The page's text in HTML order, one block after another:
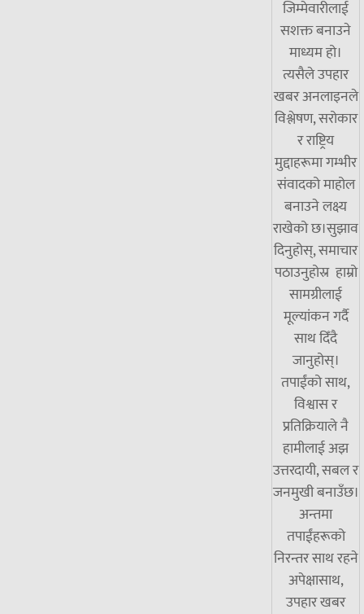
जिम्मेवारीलाई
सशक्त बनाउने
माध्यम हो।
त्यसैले उपहार
खबर अनलाइनले
विश्लेषण, सरोकार
र राष्ट्रिय
मुद्दाहरूमा गम्भीर
संवादको माहोल
बनाउने लक्ष्य
राखेको छ।सुझाव
दिनुहोस्, समाचार
पठाउनुहोस्र हाम्रो
सामग्रीलाई
मूल्यांकन गर्दै
साथ दिँदै
जानुहोस्।
तपाईंको साथ,
विश्वास र
प्रतिक्रियाले नै
हामीलाई अझ
उत्तरदायी, सबल र
जनमुखी बनाउँछ।
अन्तमा
तपाईंहरूको
निरन्तर साथ रहने
अपेक्षासाथ,
उपहार खबर